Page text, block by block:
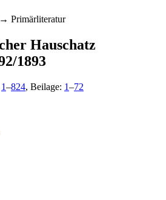
→ Primärliteratur
Hauschatz
1893
1–824, Beilage: 1–72